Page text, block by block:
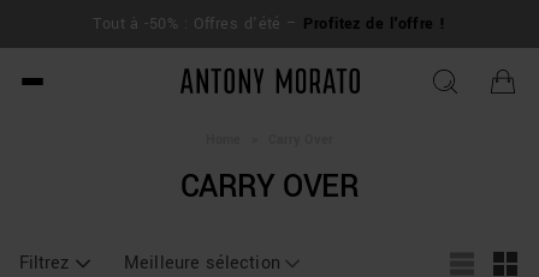
Tout à -50% : Offres d'été – Profitez de l'offre !
Antony Morato - Official
CARRY OVER
Filtrez Meilleure sélection